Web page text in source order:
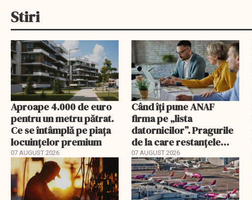
Stiri
Aproape 4.000 de euro
pentru un metru pătrat.
Ce se întâmplă pe piața
locuințelor premium
07 AUGUST 2026
Când îți pune ANAF
firma pe „lista
datornicilor”. Pragurile
de la care restanțele
devin publice
07 AUGUST 2026